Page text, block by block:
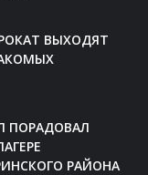
ВЫХОДЯТ
ПОРАДОВАЛ
РАЙОНА